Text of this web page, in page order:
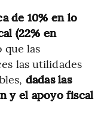
de 10% en lo
(22% en
que las
las utilidades
dadas las
y el apoyo fiscal